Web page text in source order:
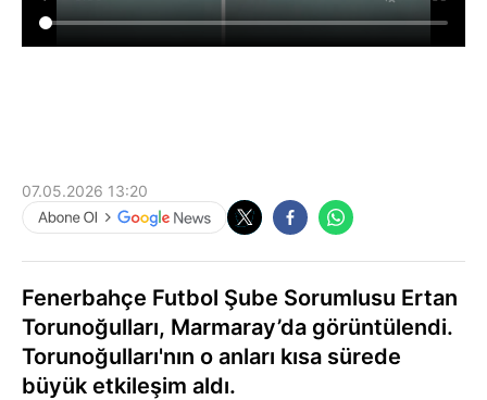
07.05.2026 13:20
Fenerbahçe Futbol Şube Sorumlusu Ertan
Torunoğulları, Marmaray’da görüntülendi.
Torunoğulları'nın o anları kısa sürede
büyük etkileşim aldı.